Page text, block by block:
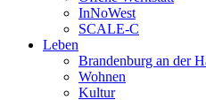
InNoWest
SCALE-C
Leben
Brandenburg an der
Wohnen
Kultur